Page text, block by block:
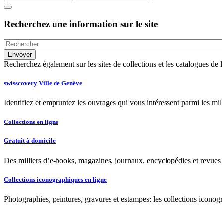
Recherchez une information sur le site
Recherchez également sur les sites de collections et les catalogues
swisscovery Ville de Genève
Identifiez et empruntez les ouvrages qui vous intéressent parmi les
Collections en ligne
Gratuit à domicile
Des milliers d’e-books, magazines, journaux, encyclopédies et
Collections iconographiques en ligne
Photographies, peintures, gravures et estampes: les collections